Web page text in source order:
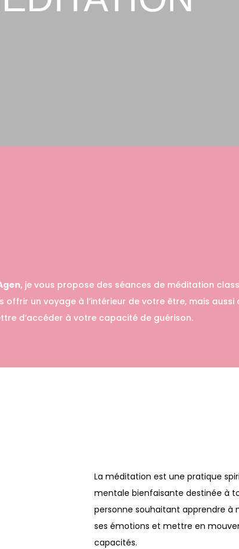
, je vous propose des séances de méditation
offrir un voyage à l’intérieur de votre être, mais aussi
d’accéder à votre capacité de guérison.
La méditation est une pratique
mentale bienfaisante destinée à
personne souhaitant apprendre à
ses émotions et mettre en
capacités.